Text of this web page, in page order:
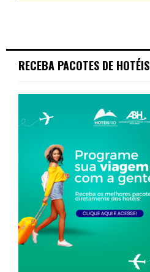
RECEBA PACOTES DE HOTÉIS